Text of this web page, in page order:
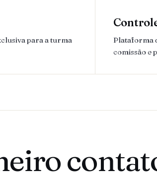
para a turma
Plataforma
comissão e